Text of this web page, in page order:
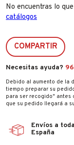
No encuentras lo
catálogos
COMPARTIR
Necesitas ayuda?
Debido al aumento de la
tiempo preparar su
para ser recogido" antes
que su pedido llegará a
Envíos a toda
España